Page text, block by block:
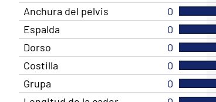
Anchura del pelvis
0
Espalda
0
Dorso
0
Costilla
0
Grupa
0